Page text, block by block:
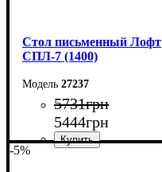
Стол письменный Лофт
СПЛ-7 (1400)
27237
5731грн
5444грн
-5%